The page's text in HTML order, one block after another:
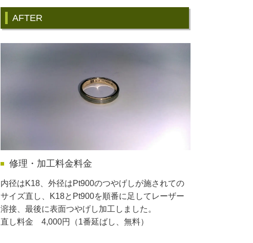
AFTER
修理・加工料金料金
内径はK18、外径はPt900のつやげしが施されての
サイズ直し、K18とPt900を順番に足してレーザー
溶接、最後に表面つやげし加工しました。
直し料金 4,000円（1番延ばし、無料）